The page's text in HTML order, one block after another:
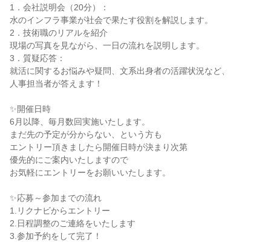
1．会社説明会（20分）：
水のインフラ事業が社会で果たす役割を解説します。
2．技術職のリアルを紹介
現場の写真を見ながら、一日の流れを説明します。
3．質疑応答：
就活に関するお悩みや疑問、文系出身者の活躍状況など、
人事担当者が答えます！
✨開催日時
6月以降、毎月数回実施いたします。
まだ先の予定が分からない、という方も
エントリー頂きましたら開催日時が決まり次第
優先的にご案内いたしますので
お気軽にエントリーをお願いいたします。
✨応募～参加までの流れ
1.リクナビからエントリー
2.日程調整のご連絡をいたします
3.参加予約をして完了！